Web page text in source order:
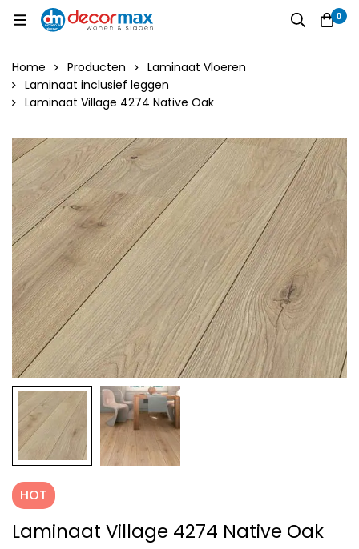
0
Home Producten
Laminaat Vloeren
Laminaat inclusief leggen
Laminaat Village 4274 Native Oak
HOT
Laminaat Village 4274 Native Oak